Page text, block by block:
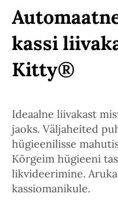
kassi
Kitty®
Ideaalne liivakast
jaoks. Väljaheited
hügieenilisse
Kõrgeim hügieeni
likvideerimine.
kassiomanikule.